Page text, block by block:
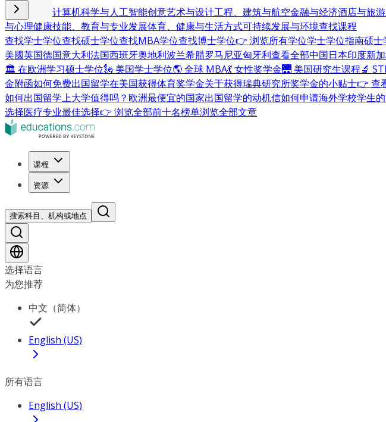
商业与管理 计算机科学与人工智能创意艺术与设计工程、建筑与航空金融与经济酒店与旅
与心理健康技能、教育与专业发展体育、健康与生活方式可持续发展与环境查找课程
查找学士学位查找硕士学位查找MBA学位查找博士学位👉 浏览所有学位学士学位指南硕士
美國英国德国意大利法国西班牙奥地利波兰希腊罗马尼亚匈牙利查看全部中国日本印度新
🏛 在欧洲学习硕士学位🗽 美国学士学位🌎 全球 MBA💃 女性奖学金🌉 美国研究生课程🔬
金附函如何免费出国留学在美国获得体育奖学金关于获得瑞典研究所奖学金的小贴士👉 查
如何出国留学上大学值得吗？ 欧洲最便宜的国家出国留学的动机信如何申请海外学校学生
选择医疗专业最佳选择👉 浏览全部前十名榜单浏览全部文章
课程
资源
搜索科目、机构或地点
选择语言
为您推荐
中文（简体）
English (US)
所有语言
English (US)